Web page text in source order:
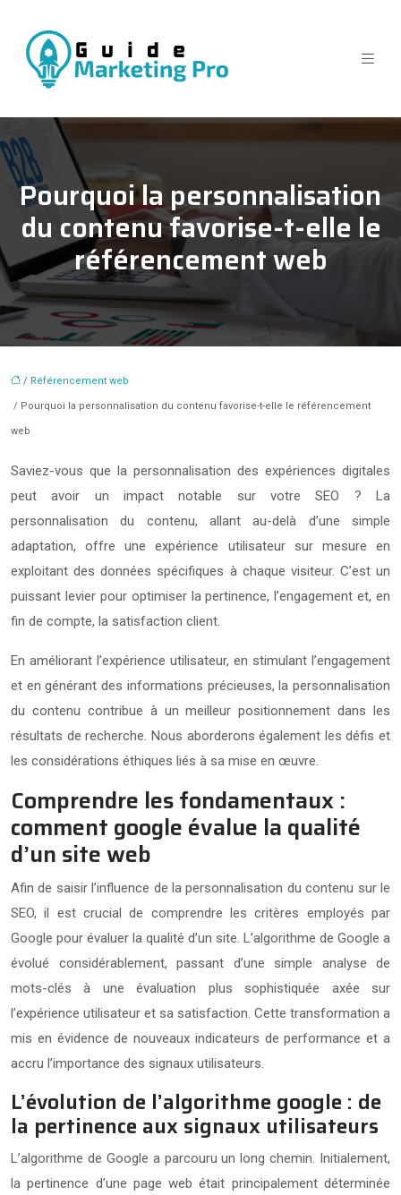
Pourquoi la personnalisation
du contenu favorise-t-elle le
référencement web
/ Référencement web
/ Pourquoi la personnalisation du contenu favorise-t-elle le référencement
web
Saviez-vous que la personnalisation des expériences digitales
peut avoir un impact notable sur votre SEO ? La
personnalisation du contenu, allant au-delà d’une simple
adaptation, offre une expérience utilisateur sur mesure en
exploitant des données spécifiques à chaque visiteur. C’est un
puissant levier pour optimiser la pertinence, l’engagement et, en
fin de compte, la satisfaction client.
En améliorant l’expérience utilisateur, en stimulant l’engagement
et en générant des informations précieuses, la personnalisation
du contenu contribue à un meilleur positionnement dans les
résultats de recherche. Nous aborderons également les défis et
les considérations éthiques liés à sa mise en œuvre.
Comprendre les fondamentaux :
comment google évalue la qualité
d’un site web
Afin de saisir l’influence de la personnalisation du contenu sur le
SEO, il est crucial de comprendre les critères employés par
Google pour évaluer la qualité d’un site. L’algorithme de Google a
évolué considérablement, passant d’une simple analyse de
mots-clés à une évaluation plus sophistiquée axée sur
l’expérience utilisateur et sa satisfaction. Cette transformation a
mis en évidence de nouveaux indicateurs de performance et a
accru l’importance des signaux utilisateurs.
L’évolution de l’algorithme google : de
la pertinence aux signaux utilisateurs
L’algorithme de Google a parcouru un long chemin. Initialement,
la pertinence d’une page web était principalement déterminée